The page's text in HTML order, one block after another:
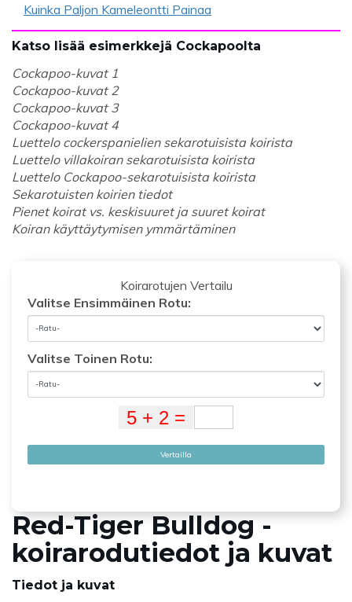
Kuinka Paljon Kameleontti Painaa
Katso lisää esimerkkejä Cockapoolta
Cockapoo-kuvat 1
Cockapoo-kuvat 2
Cockapoo-kuvat 3
Cockapoo-kuvat 4
Luettelo cockerspanielien sekarotuisista koirista
Luettelo villakoiran sekarotuisista koirista
Luettelo Cockapoo-sekarotuisista koirista
Sekarotuisten koirien tiedot
Pienet koirat vs. keskisuuret ja suuret koirat
Koiran käyttäytymisen ymmärtäminen
Koirarotujen Vertailu
Valitse Ensimmäinen Rotu:
Valitse Toinen Rotu:
Vertailla
Red-Tiger Bulldog -
koirarodutiedot ja kuvat
Tiedot ja kuvat